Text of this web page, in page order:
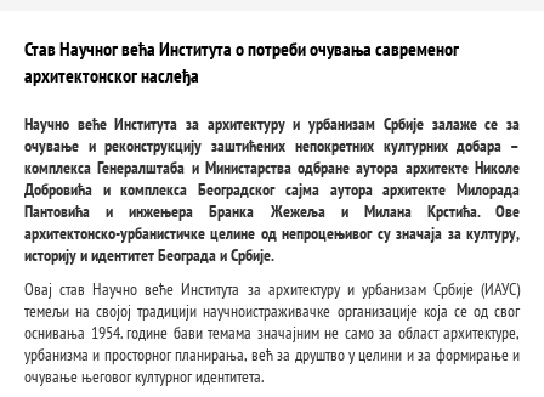
Став Научног већа Института о потреби очувања савременог
архитектонског наслеђа
Научно веће Института за архитектуру и урбанизам Србије залаже се за
очување и реконструкцију заштићених непокретних културних добара –
комплекса Генералштаба и Министарства одбране аутора архитекте Николе
Добровића и комплекса Београдског сајма аутора архитекте Милорада
Пантовића и инжењера Бранка Жежеља и Милана Крстића. Ове
архитектонско-урбанистичке целине од непроцењивог су значаја за културу,
историју и идентитет Београда и Србије.
Овај став Научно веће Института за архитектуру и урбанизам Србије (ИАУС)
темељи на својој традицији научноистраживачке организације која се од свог
оснивања 1954. године бави темама значајним не само за област архитектуре,
урбанизма и просторног планирања, већ за друштво у целини и за формирање и
очување његовог културног идентитета.